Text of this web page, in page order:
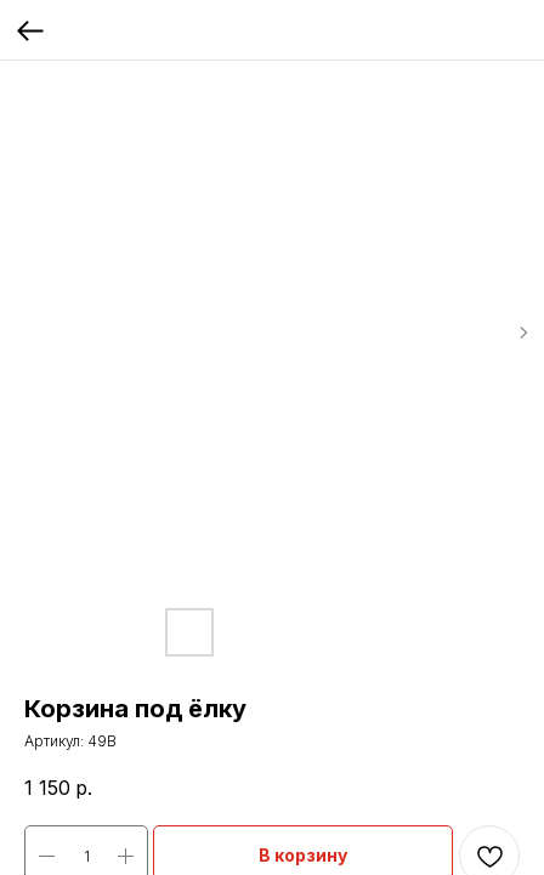
Корзина под ёлку
Артикул: 49B
1 150 р.
В корзину